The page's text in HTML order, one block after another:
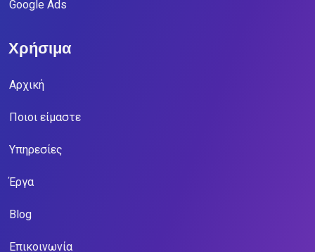
Google Ads
Χρήσιμα
Αρχική
Ποιοι είμαστε
Υπηρεσίες
Έργα
Blog
Επικοινωνία